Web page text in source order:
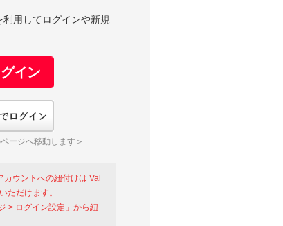
用してログインや新規
ージへ移動します＞
カウントへの紐付けはVal
ただけます。
> ログイン設定 」から紐